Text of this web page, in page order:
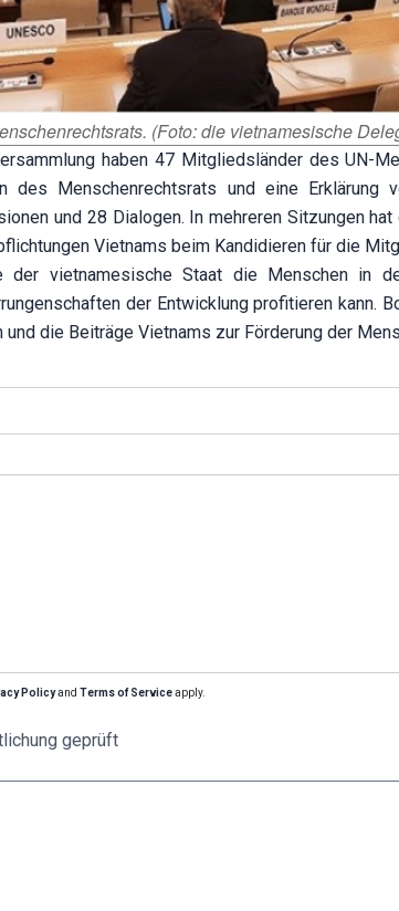
(Foto: die vietnamesische
haben 47 Mitgliedsländer des UN-
des Menschenrechtsrats und eine Erklärung
und 28 Dialogen. In mehreren Sitzungen
Vietnams beim Kandidieren für die
der vietnamesische Staat die Menschen in
der Entwicklung profitieren kann.
die Beiträge Vietnams zur Förderung der
Policyand Terms of Serviceapply.
geprüft